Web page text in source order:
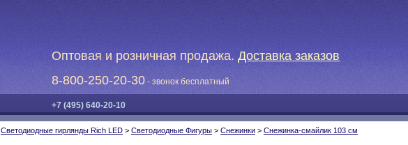
Оптовая и розничная продажа. Доставка заказов
8-800-250-20-30 - звонок бесплатный
+7 (495) 640-20-10
Светодиодные гирлянды Rich LED > Светодиодные Фигуры > Снежинки > Снежинка-смайлик 103 см